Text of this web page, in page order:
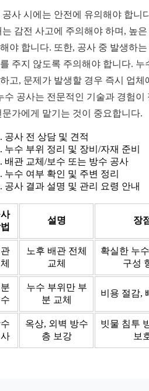
공사 시에는 안전에 유의해야 합니
는 감전 사고에 주의해야 하며, 높
야 합니다. 또한, 공사 중 발생하
주지 않도록 주의해야 합니다.
고, 문제가 발생할 경우 즉시 업
수 공사는 전문적인 기술과 경험
문가에게 맡기는 것이 중요합니다.
공사 전 상담 및 견적
누수 부위 정리 및 장비/자재 준비
배관 교체/보수 또는 방수 공사
누수 여부 확인 및 주변 정리
공사 결과 설명 및 관리 요령 안내
설명 장
노후 배관 전체
교체
확실한 누
구성
누수 부위만 부
분 교체
비용 절감,
옥상, 외벽 방수
층 보강
빗물 침투
보